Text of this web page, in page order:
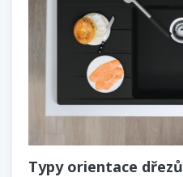
Typy orientace dřezů